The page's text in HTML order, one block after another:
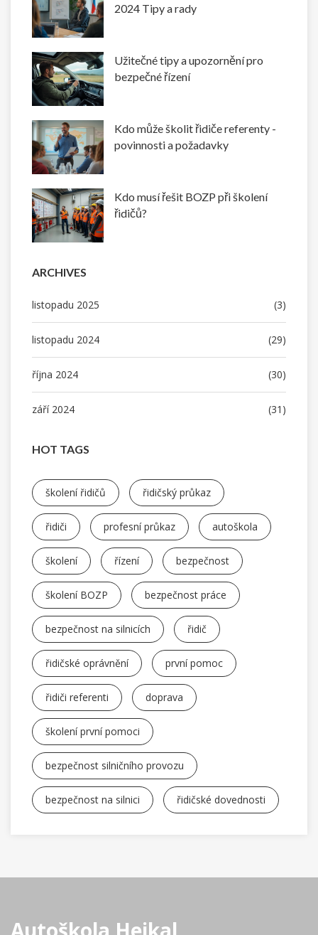
2024 Tipy a rady
Užitečné tipy a upozornění pro
bezpečné řízení
Kdo může školit řidiče referenty -
povinnosti a požadavky
Kdo musí řešit BOZP při školení
řidičů?
ARCHIVES
listopadu 2025 (3)
listopadu 2024 (29)
října 2024 (30)
září 2024 (31)
HOT TAGS
školení řidičů řidičský průkaz
řidiči profesní průkaz autoškola
školení řízení bezpečnost
školení BOZP bezpečnost práce
bezpečnost na silnicích řidič
řidičské oprávnění první pomoc
řidiči referenti doprava
školení první pomoci
bezpečnost silničního provozu
bezpečnost na silnici řidičské dovednosti